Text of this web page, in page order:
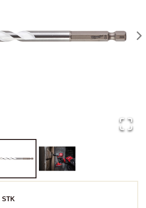
STK